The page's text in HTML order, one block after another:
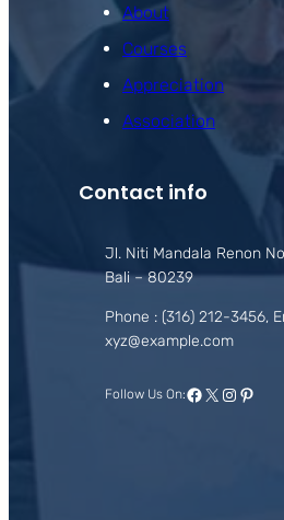
About
Courses
Appreciation
Association
Contact info
Jl. Niti Mandala Renon
Bali – 80239
Phone : (316) 212-3456,
xyz@example.com
Follow Us On:Facebook
X